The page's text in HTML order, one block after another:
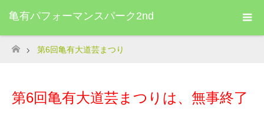
亀有パフォーマンスパーク2nd
ホーム
第6回亀有大道芸まつり
第6回亀有大道芸まつりは、無事終了